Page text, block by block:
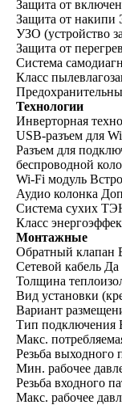
Защита от
Защита от накипи
УЗО (устройство
Защита от
Система
Класс
Технологии
Инверторная
USB-разъем для
Разъем для
беспроводной
Wi-Fi модуль
Аудио колонка
Система сухих
Класс
Монтажные
Обратный клапан
Сетевой кабель
Толщина
Вид установки
Вариант
Тип подключения
Макс.
Резьба выходного
Мин. рабочее
Резьба входного
Макс. рабочее